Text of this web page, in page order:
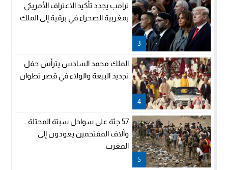
3
ترامب يجدد تأكيد الاعتراف الأمريكي
بمغربية الصحراء في برقية إلى الملك
4
الملك محمد السادس يترأس حفل
تجديد البيعة والولاء في قصر تطوان
5
57 جثة على سواحل سبتة المحتلة ..
وآلاف المقتحمين يعودون إلى
المغرب